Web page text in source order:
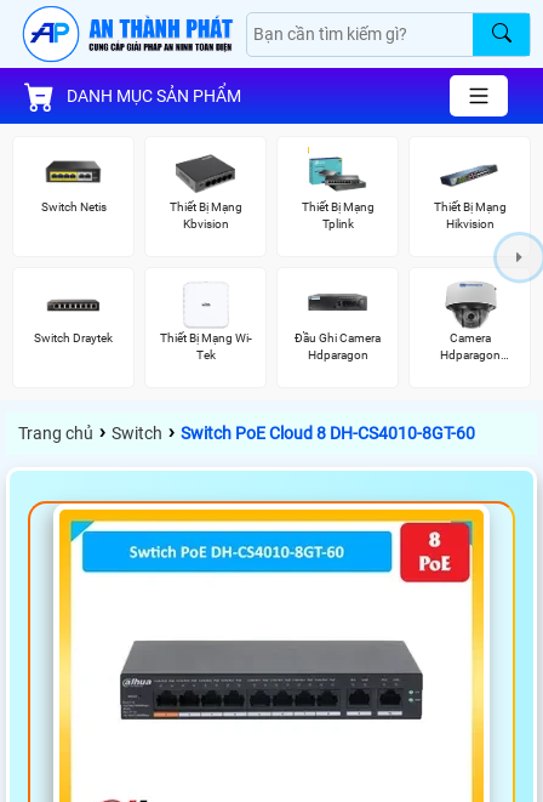
DANH MỤC SẢN PHẨM
Switch Netis
Thiết Bị Mạng
Kbvision
Thiết Bị Mạng
Tplink
Thiết Bị Mạng
Hikvision
Switch Draytek
Thiết Bị Mạng Wi-
Tek
Đầu Ghi Camera
Hdparagon
Camera
Hdparagon
Trang chủ › Switch › Switch PoE Cloud 8 DH-CS4010-8GT-60